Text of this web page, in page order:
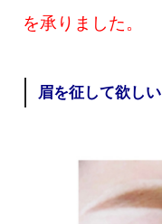
を承りました。
眉を征して欲しい